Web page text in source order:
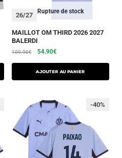
Rupture de stock
26/27
MAILLOT OM THIRD 2026 2027
BALERDI
109.90€ 54.90€
AJOUTER AU PANIER
-40%